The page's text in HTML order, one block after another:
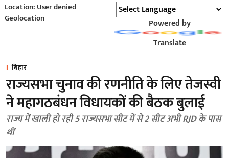
Location: User denied
Geolocation
Powered by
Translate
बिहार
राज्यसभा चुनाव की रणनीति के लिए तेजस्वी
ने महागठबंधन विधायकों की बैठक बुलाई
राज्य में खाली हो रही 5 राज्यसभा सीट में से 2 सीट अभी RJD के पास
थीं